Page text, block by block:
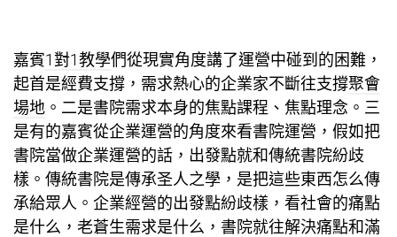
嘉賓1對1教學們從現實角度講了運營中碰到的困難，
起首是經費支撐，需求熱心的企業家不斷往支撐聚會
場地 。二是書院需求本身的焦點課程、焦點理念。三
是有的嘉賓從企業運營的角度來看書院運營，假如把
書院當做企業運營的話，出發點就和傳統書院紛歧
樣。傳統書院是傳承圣人之學，是把這些東西怎么傳
承給眾人。企業經營的出發點紛歧樣，看社會的痛點
是什么，老蒼生需求是什么，書院就往解決痛點和滿